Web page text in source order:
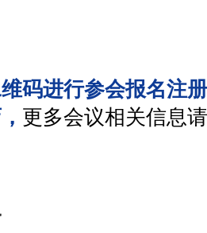
码进行参会报名注
更多会议相关信息